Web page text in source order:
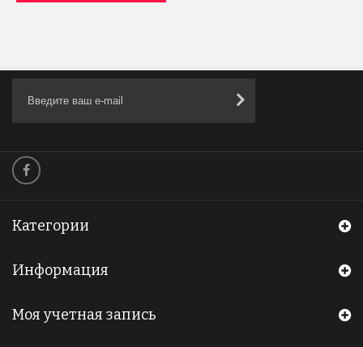
Категории
Информация
Моя учетная запись